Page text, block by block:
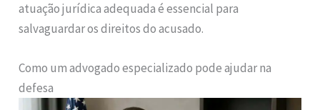
atuação jurídica adequada é essencial para
salvaguardar os direitos do acusado.
Como um advogado especializado pode ajudar na
defesa